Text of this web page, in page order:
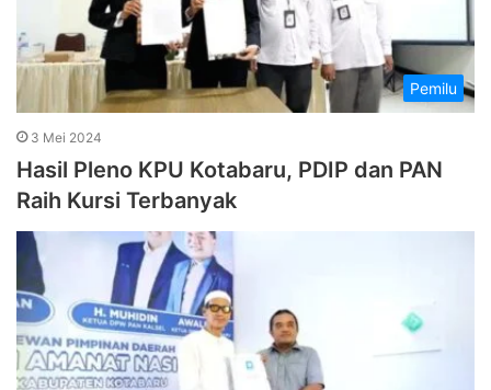
Pemilu
3 Mei 2024
Hasil Pleno KPU Kotabaru, PDIP dan PAN
Raih Kursi Terbanyak